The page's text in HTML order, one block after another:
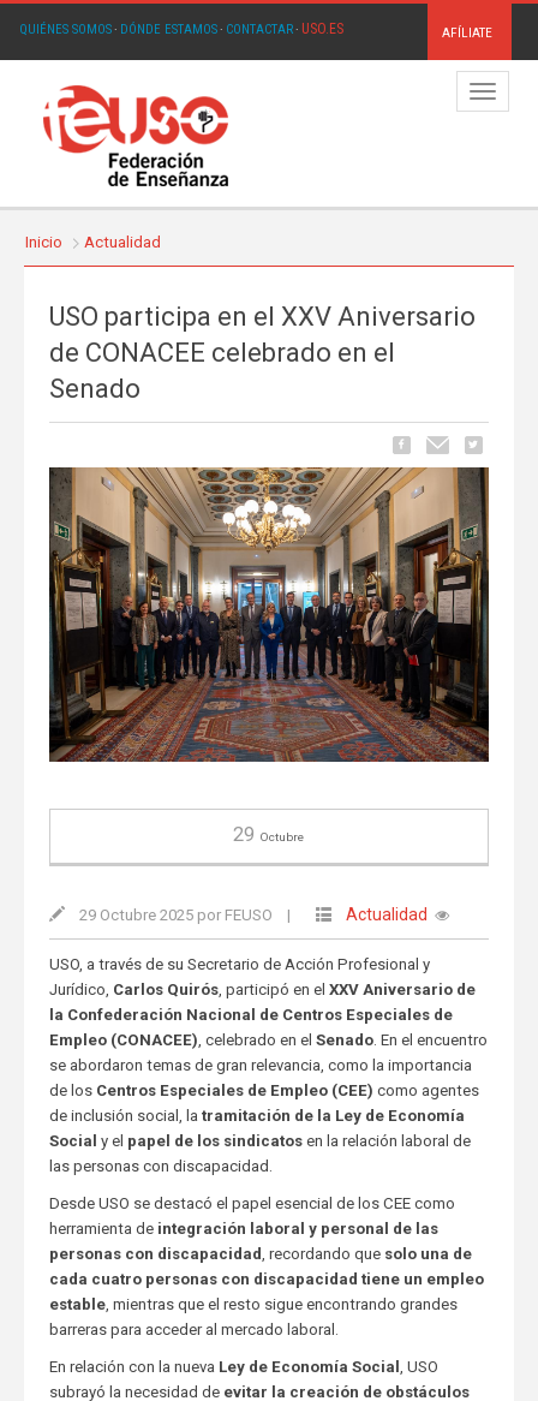
QUIÉNES SOMOS· DÓNDE ESTAMOS· CONTACTAR· USO.ES AFÍLIATE
Menú
Inicio Actualidad
USO participa en el XXV Aniversario
de CONACEE celebrado en el
Senado
29 Octubre
29 Octubre 2025 por FEUSO | Actualidad
USO, a través de su Secretario de Acción Profesional y
Jurídico, Carlos Quirós, participó en el XXV Aniversario de
la Confederación Nacional de Centros Especiales de
Empleo (CONACEE) , celebrado en el Senado. En el encuentro
se abordaron temas de gran relevancia, como la importancia
de los Centros Especiales de Empleo (CEE) como agentes
de inclusión social, la tramitación de la Ley de Economía
Social y el papel de los sindicatosen la relación laboral de
las personas con discapacidad.
Desde USO se destacó el papel esencial de los CEE como
herramienta de integración laboral y personal de las
personas con discapacidad , recordando que solo una de
cada cuatro personas con discapacidad tiene un empleo
estable, mientras que el resto sigue encontrando grandes
barreras para acceder al mercado laboral.
En relación con la nueva Ley de Economía Social
, USO
subrayó la necesidad de evitar la creación de obstáculos